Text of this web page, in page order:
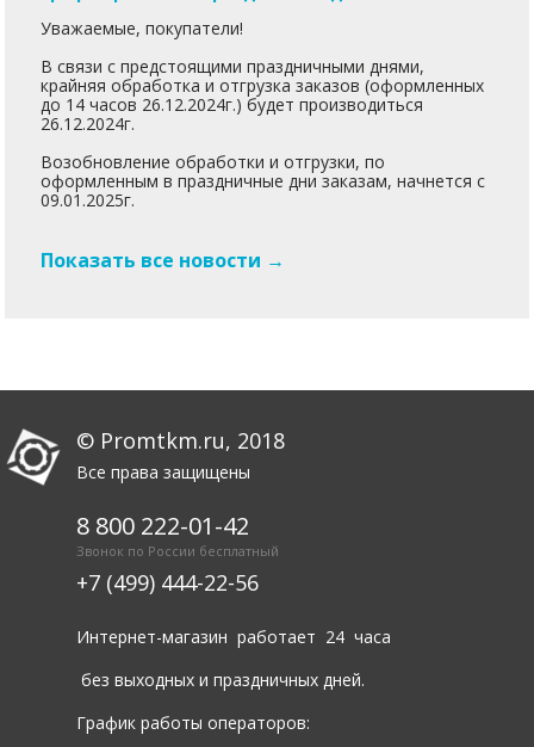
Уважаемые, покупатели!
В связи с предстоящими праздничными днями,
крайняя обработка и отгрузка заказов (оформленных
до 14 часов 26.12.2024г.) будет производиться
26.12.2024г.
Возобновление обработки и отгрузки, по
оформленным в праздничные дни заказам, начнется с
09.01.2025г.
Показать все новости →
© Promtkm.ru, 2018
Все права защищены
8 800 222-01-42
Звонок по России бесплатный
+7 (499) 444-22-56
Интернет-магазин работает 24 часа
без выходных и праздничных дней.
График работы операторов: